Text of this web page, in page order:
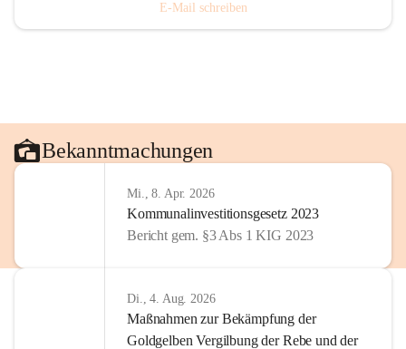
E-Mail schreiben
Bekanntmachungen
Mi., 8. Apr. 2026
Kommunalinvestitionsgesetz 2023
Bericht gem. §3 Abs 1 KIG 2023
Di., 4. Aug. 2026
Maßnahmen zur Bekämpfung der
Goldgelben Vergilbung der Rebe und der